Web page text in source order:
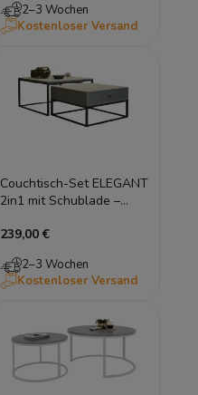
2–3 Wochen
Kostenloser Versand
Couchtisch-Set ELEGANT
2in1 mit Schublade –
Design
239,00 €
2–3 Wochen
Kostenloser Versand